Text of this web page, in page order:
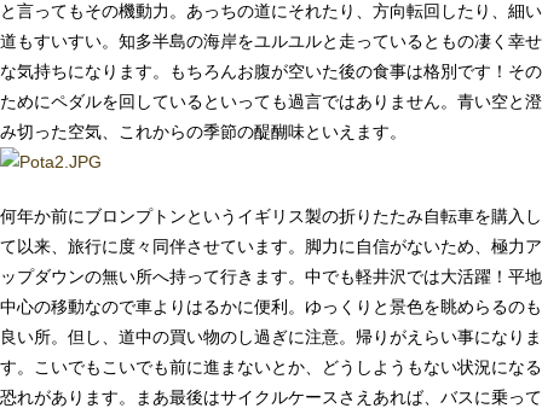
と言ってもその機動力。あっちの道にそれたり、方向転回したり、細い
道もすいすい。知多半島の海岸をユルユルと走っているともの凄く幸せ
な気持ちになります。もちろんお腹が空いた後の食事は格別です！その
ためにペダルを回しているといっても過言ではありません。青い空と澄
み切った空気、これからの季節の醍醐味といえます。
何年か前にブロンプトンというイギリス製の折りたたみ自転車を購入し
て以来、旅行に度々同伴させています。脚力に自信がないため、極力ア
ップダウンの無い所へ持って行きます。中でも軽井沢では大活躍！平地
中心の移動なので車よりはるかに便利。ゆっくりと景色を眺めらるのも
良い所。但し、道中の買い物のし過ぎに注意。帰りがえらい事になりま
す。こいでもこいでも前に進まないとか、どうしようもない状況になる
恐れがあります。まあ最後はサイクルケースさえあれば、バスに乗って